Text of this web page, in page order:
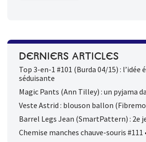
DERNIERS ARTICLES
Top 3-en-1 #101 (Burda 04/15) :
séduisante
Magic Pants (Ann Tilley) : un pyjama
Veste Astrid : blouson ballon
Barrel Legs Jean (SmartPattern) : 2e
Chemise manches chauve-souris #111